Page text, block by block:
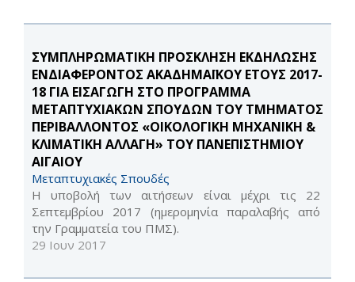
ΣΥΜΠΛΗΡΩΜΑΤΙΚΗ ΠΡΟΣΚΛΗΣΗ ΕΚΔΗΛΩΣΗΣ
ΕΝΔΙΑΦΕΡΟΝΤΟΣ ΑΚΑΔΗΜΑΪΚΟΥ ΕΤΟΥΣ 2017-
18 ΓΙΑ ΕΙΣΑΓΩΓΗ ΣΤΟ ΠΡΟΓΡΑΜΜΑ
ΜΕΤΑΠΤΥΧΙΑΚΩΝ ΣΠΟΥΔΩΝ ΤΟΥ ΤΜΗΜΑΤΟΣ
ΠΕΡΙΒΑΛΛΟΝΤΟΣ «ΟΙΚΟΛΟΓΙΚΗ ΜΗΧΑΝΙΚΗ &
ΚΛΙΜΑΤΙΚΗ ΑΛΛΑΓΗ» ΤΟΥ ΠΑΝΕΠΙΣΤΗΜΙΟΥ
ΑΙΓΑΙΟΥ
Μεταπτυχιακές Σπουδές
Η υποβολή των αιτήσεων είναι μέχρι τις 22
Σεπτεμβρίου 2017 (ημερομηνία παραλαβής από
την Γραμματεία του ΠΜΣ).
29 Ιουν 2017